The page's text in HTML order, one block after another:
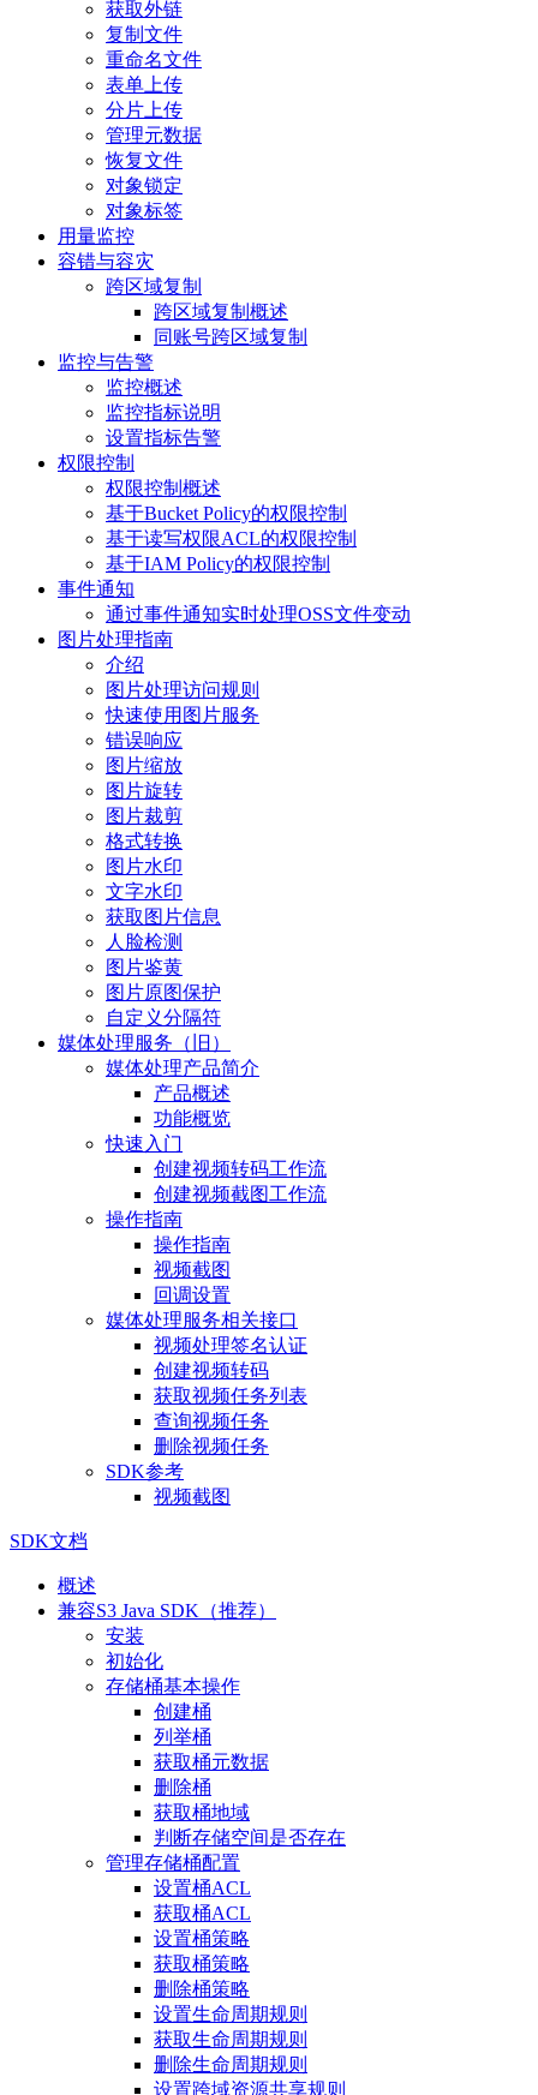
获取外链
复制文件
重命名文件
表单上传
分片上传
管理元数据
恢复文件
对象锁定
对象标签
用量监控
容错与容灾
跨区域复制
跨区域复制概述
同账号跨区域复制
监控与告警
监控概述
监控指标说明
设置指标告警
权限控制
权限控制概述
基于Bucket Policy的权限控制
基于读写权限ACL的权限控制
基于IAM Policy的权限控制
事件通知
通过事件通知实时处理OSS文件变动
图片处理指南
介绍
图片处理访问规则
快速使用图片服务
错误响应
图片缩放
图片旋转
图片裁剪
格式转换
图片水印
文字水印
获取图片信息
人脸检测
图片鉴黄
图片原图保护
自定义分隔符
媒体处理服务（旧）
媒体处理产品简介
产品概述
功能概览
快速入门
创建视频转码工作流
创建视频截图工作流
操作指南
操作指南
视频截图
回调设置
媒体处理服务相关接口
视频处理签名认证
创建视频转码
获取视频任务列表
查询视频任务
删除视频任务
SDK参考
视频截图
SDK文档
概述
兼容S3 Java SDK（推荐）
安装
初始化
存储桶基本操作
创建桶
列举桶
获取桶元数据
删除桶
获取桶地域
判断存储空间是否存在
管理存储桶配置
设置桶ACL
获取桶ACL
设置桶策略
获取桶策略
删除桶策略
设置生命周期规则
获取生命周期规则
删除生命周期规则
设置跨域资源共享规则